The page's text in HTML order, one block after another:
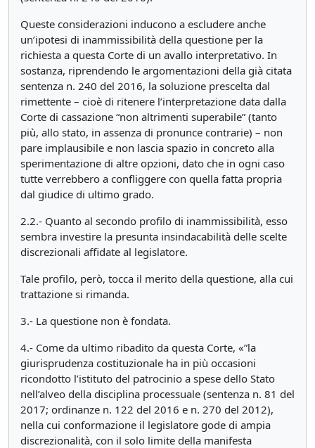
Queste considerazioni inducono a escludere anche
un’ipotesi di inammissibilità della questione per la
richiesta a questa Corte di un avallo interpretativo. In
sostanza, riprendendo le argomentazioni della già citata
sentenza n. 240 del 2016, la soluzione prescelta dal
rimettente – cioè di ritenere l’interpretazione data dalla
Corte di cassazione “non altrimenti superabile” (tanto
più, allo stato, in assenza di pronunce contrarie) – non
pare implausibile e non lascia spazio in concreto alla
sperimentazione di altre opzioni, dato che in ogni caso
tutte verrebbero a confliggere con quella fatta propria
dal giudice di ultimo grado.
2.2.- Quanto al secondo profilo di inammissibilità, esso
sembra investire la presunta insindacabilità delle scelte
discrezionali affidate al legislatore.
Tale profilo, però, tocca il merito della questione, alla cui
trattazione si rimanda.
3.- La questione non è fondata.
4.- Come da ultimo ribadito da questa Corte, «”la
giurisprudenza costituzionale ha in più occasioni
ricondotto l’istituto del patrocinio a spese dello Stato
nell’alveo della disciplina processuale (sentenza n. 81 del
2017; ordinanze n. 122 del 2016 e n. 270 del 2012),
nella cui conformazione il legislatore gode di ampia
discrezionalità, con il solo limite della manifesta